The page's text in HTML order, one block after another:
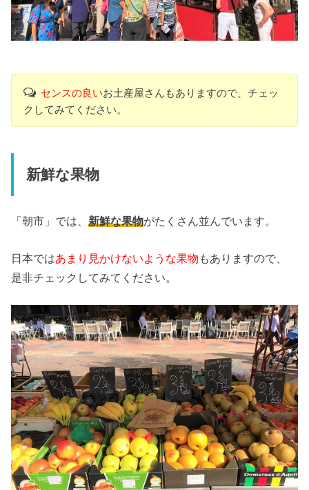
センスの良いお土産屋さんもありますので、チェッ
クしてみてください。
新鮮な果物
「朝市」では、新鮮な果物がたくさん並んでいます。
日本ではあまり見かけないような果物 もありますので、
是非チェックしてみてください。